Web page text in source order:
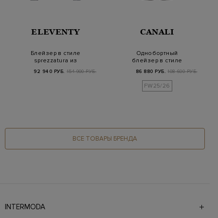
ELEVENTY
Блейзер в стиле
sprezzatura из
кашемировой…
92 940 РУБ. 154 900 РУБ.
CANALI
Однобортный
блейзер в стиле
и ше…
86 880 РУБ. 108 600 РУБ.
FW25/26
ВСЕ ТОВАРЫ БРЕНДА
INTERMODA